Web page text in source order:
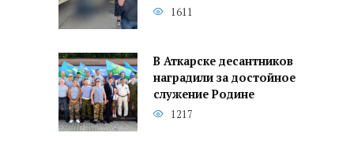
1611
В Аткарске десантников
наградили за достойное
служение Родине
1217